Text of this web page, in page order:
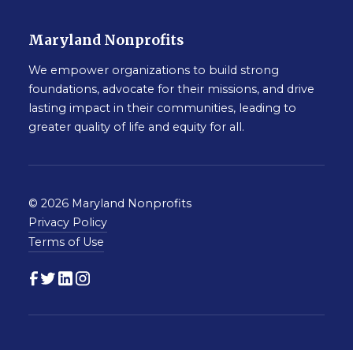
Maryland Nonprofits
We empower organizations to build strong
foundations, advocate for their missions, and drive
lasting impact in their communities, leading to
greater quality of life and equity for all.
© 2026 Maryland Nonprofits
Privacy Policy
Terms of Use